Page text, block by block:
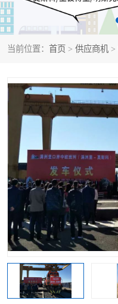
当前位置： 首页 > 供应商机 >
食品进口物流清关
化妆品进口清关物流
中俄铁路班列
蓉欧班列进口机械设备
东南亚铁路
中俄班列莫斯科